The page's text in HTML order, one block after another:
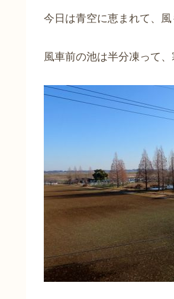
今日は青空に恵まれて、
風車前の池は半分凍って